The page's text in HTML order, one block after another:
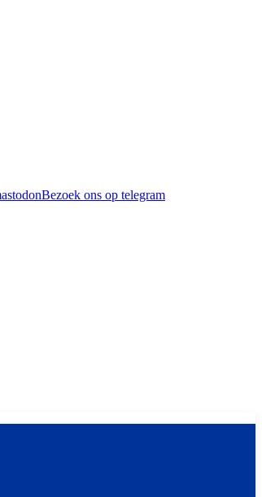
Bezoek ons op telegram